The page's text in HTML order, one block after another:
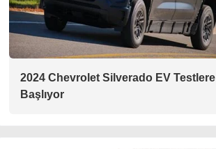
2024 Chevrolet Silverado EV Testlere
Başlıyor